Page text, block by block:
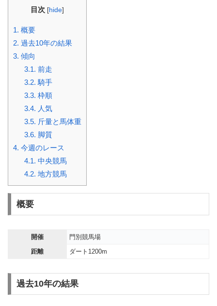
目次 [hide]
1. 概要
2. 過去10年の結果
3. 傾向
3.1. 前走
3.2. 騎手
3.3. 枠順
3.4. 人気
3.5. 斤量と馬体重
3.6. 脚質
4. 今週のレース
4.1. 中央競馬
4.2. 地方競馬
概要
開催
門別競馬場
距離
ダート1200m
過去10年の結果